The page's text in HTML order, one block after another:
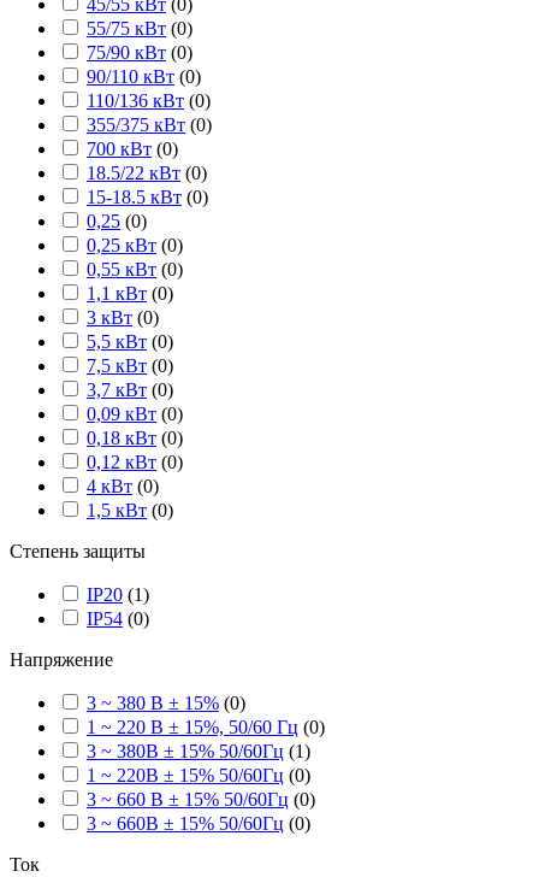
45/55 кВт (0)
55/75 кВт (0)
75/90 кВт (0)
90/110 кВт (0)
110/136 кВт (0)
355/375 кВт (0)
700 кВт (0)
18.5/22 кВт (0)
15-18.5 кВт (0)
0,25 (0)
0,25 кВт (0)
0,55 кВт (0)
1,1 кВт (0)
3 кВт (0)
5,5 кВт (0)
7,5 кВт (0)
3,7 кВт (0)
0,09 кВт (0)
0,18 кВт (0)
0,12 кВт (0)
4 кВт (0)
1,5 кВт (0)
Степень защиты
IP20 (1)
IP54 (0)
Напряжение
3 ~ 380 В ± 15% (0)
1 ~ 220 В ± 15%, 50/60 Гц (0)
3 ~ 380В ± 15% 50/60Гц (1)
1 ~ 220В ± 15% 50/60Гц (0)
3 ~ 660 В ± 15% 50/60Гц (0)
3 ~ 660В ± 15% 50/60Гц (0)
Ток